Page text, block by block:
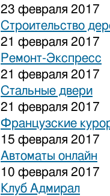
23 февраля 2017
Строительство
21 февраля 2017
Ремонт-Экспресс
21 февраля 2017
Стальные двери
21 февраля 2017
Французские
15 февраля 2017
Автоматы онлайн
10 февраля 2017
Клуб Адмирал